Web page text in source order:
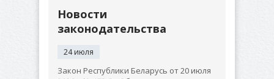
Новости
законодательства
24 июля
Закон Республики Беларусь от 20 июля